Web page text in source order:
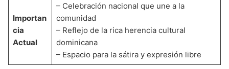
Importan
cia
Actual
– Celebración nacional que une a la
comunidad
– Reflejo de la rica herencia cultural
dominicana
– Espacio para la sátira y expresión libre